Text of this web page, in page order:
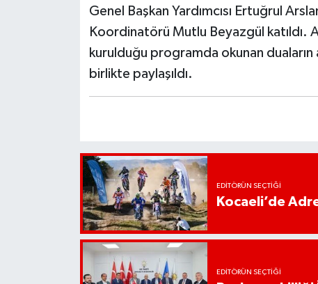
Genel Başkan Yardımcısı Ertuğrul
Koordinatörü Mutlu Beyazgül katıldı.
kurulduğu programda okunan duaların
birlikte paylaşıldı.
EDITÖRÜN SEÇTIĞI
Kocaeli’de
EDITÖRÜN SEÇTIĞI